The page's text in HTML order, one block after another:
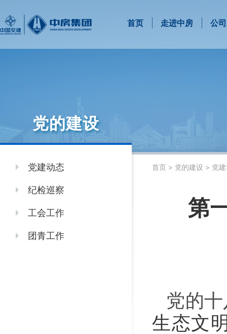
首页 走进中房 公
党的建设
党建动态
纪检巡察
工会工作
团青工作
首页 > 党的建设 > 党
第
党的
生态文